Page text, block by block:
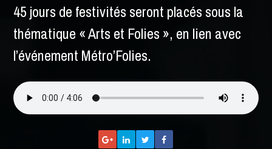
45 jours de festivités seront placés sous la
thématique « Arts et Folies », en lien avec
l’événement Métro’Folies.